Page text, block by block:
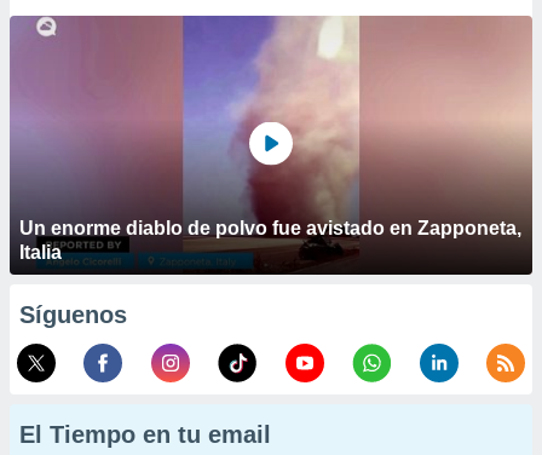
Un enorme diablo de polvo fue avistado en Zapponeta,
Italia
Síguenos
El Tiempo en tu email